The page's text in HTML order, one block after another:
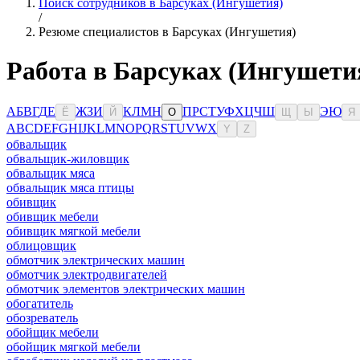
Поиск сотрудников в Барсуках (Ингушетия)
/
Резюме специалистов в Барсуках (Ингушетия)
Работа в Барсуках
АБВГДЕ Ё ЖЗИ Й КЛМН О ПРСТУФХЦЧШ Ы ЭЮ Я
ABCDEFGHIJKLMNOPQRSTUVWX Y Z
обвальщик
обвальщик-жиловщик
обвальщик мяса
обвальщик мяса птицы
обивщик
обивщик мебели
обивщик мягкой мебели
облицовщик
обмотчик электрических машин
обмотчик электродвигателей
обмотчик элементов электрических машин
обогатитель
обозреватель
обойщик мебели
обойщик мягкой мебели